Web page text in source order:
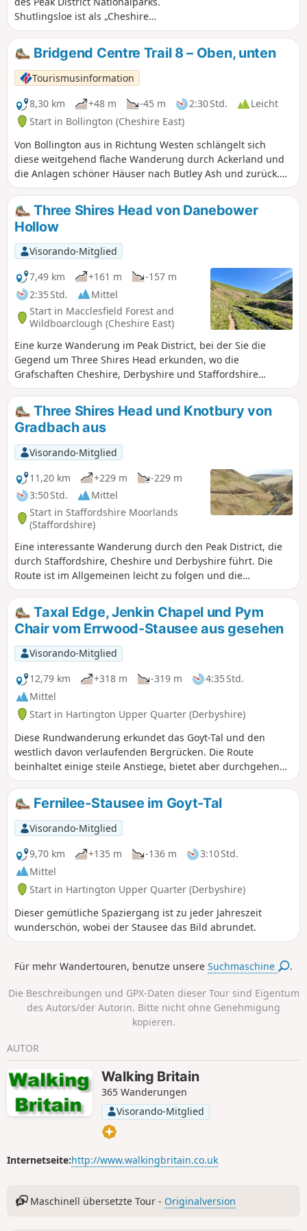
Shutlingsloe ist als „Cheshire
Matterhorn“ bekannt und bietet einige
hervorragende Ausblicke.
Bridgend Centre Trail 8 – Oben, unten
Tourismusinformation
8,30 km
+48 m -45 m 2:30 Std.
Leicht
Start in Bollington (Cheshire East)
Von Bollington aus in Richtung Westen schlängelt sich
diese weitgehend flache Wanderung durch Ackerland und
die Anlagen schöner Häuser nach Butley Ash und zurück.
Dies ist eine alternative Route zum Bridgend Tree Trail 2,
Bollington, hier.
Three Shires Head von Danebower
Hollow
Visorando-Mitglied
7,49 km
+161 m
-157 m
2:35 Std.
Mittel
Start in Macclesfield Forest and
Wildboarclough (Cheshire East)
Eine kurze Wanderung im Peak District, bei der Sie die
Gegend um Three Shires Head erkunden, wo die
Grafschaften Cheshire, Derbyshire und Staffordshire
aufeinander treffen. Die Route führt über Abschnitte alter
Packpferderouten sowie Fußwege.
Three Shires Head und Knotbury von
Gradbach aus
Visorando-Mitglied
11,20 km
+229 m
-229 m
3:50 Std.
Mittel
Start in Staffordshire Moorlands
(Staffordshire)
Eine interessante Wanderung durch den Peak District, die
durch Staffordshire, Cheshire und Derbyshire führt. Die
Route ist im Allgemeinen leicht zu folgen und die
Höhepunkte sind die Packpferdebrücken am Three Shires
Head, die Steinbrüche in Danebower und einige
hervorragende Panoramen.
Taxal Edge, Jenkin Chapel und Pym
Chair vom Errwood-Stausee aus gesehen
Visorando-Mitglied
12,79 km
+318 m -319 m
4:35 Std.
Mittel
Start in Hartington Upper Quarter (Derbyshire)
Diese Rundwanderung erkundet das Goyt-Tal und den
westlich davon verlaufenden Bergrücken. Die Route
beinhaltet einige steile Anstiege, bietet aber durchgehend
herrliche Ausblicke. Nach längeren Regenperioden können
einige Wege schlammig sein.
Fernilee-Stausee im Goyt-Tal
Visorando-Mitglied
9,70 km
+135 m -136 m
3:10 Std.
Mittel
Start in Hartington Upper Quarter (Derbyshire)
Dieser gemütliche Spaziergang ist zu jeder Jahreszeit
wunderschön, wobei der Stausee das Bild abrundet.
Für mehr Wandertouren, benutze unsereSuchmaschine .
Die Beschreibungen und GPX-Daten dieser Tour sind Eigentum
des Autors/der Autorin. Bitte nicht ohne Genehmigung
kopieren.
AUTOR
Walking Britain
365 Wanderungen
Visorando-Mitglied
Internetseite:http://www.walkingbritain.co.uk
Maschinell übersetzte Tour - Originalversion